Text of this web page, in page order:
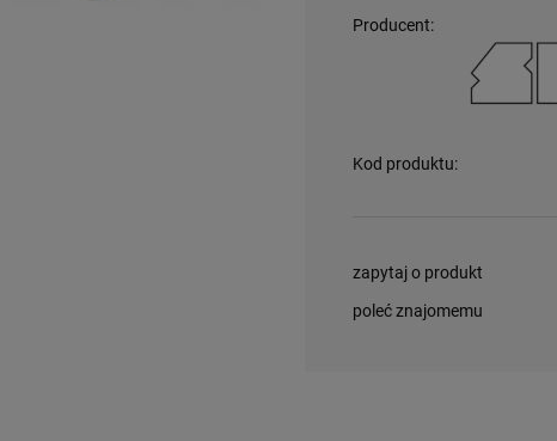
Producent:
Kod produktu:
zapytaj o produkt
poleć znajomemu